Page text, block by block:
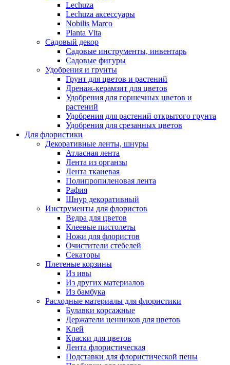
Lechuza
Lechuza аксессуары
Nobilis Marco
Planta Vita
Садовый декор
Садовые инструменты, инвентарь
Садовые фигуры
Удобрения и грунты
Грунт для цветов и растений
Дренаж-керамзит для цветов
Удобрения для горшечных цветов и
растений
Удобрения для растений открытого грунта
Удобрения для срезанных цветов
Для флористики
Декоративные ленты, шнуры
Атласная лента
Лента из органзы
Лента тканевая
Полипропиленовая лента
Рафия
Шнур декоративный
Инструменты для флористов
Ведра для цветов
Клеевые пистолеты
Ножи для флористов
Очистители стебелей
Секаторы
Плетеные корзины
Из ивы
Из других материалов
Из бамбука
Расходные материалы для флористики
Булавки корсажные
Держатели ценников для цветов
Клей
Краски для цветов
Лента флористическая
Подставки для флористической пены